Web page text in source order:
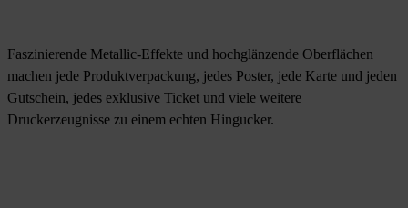
Faszinierende Metallic-Effekte und hochglänzende Oberflächen
machen jede Produktverpackung, jedes Poster, jede Karte und jeden
Gutschein, jedes exklusive Ticket und viele weitere
Druckerzeugnisse zu einem echten Hingucker.